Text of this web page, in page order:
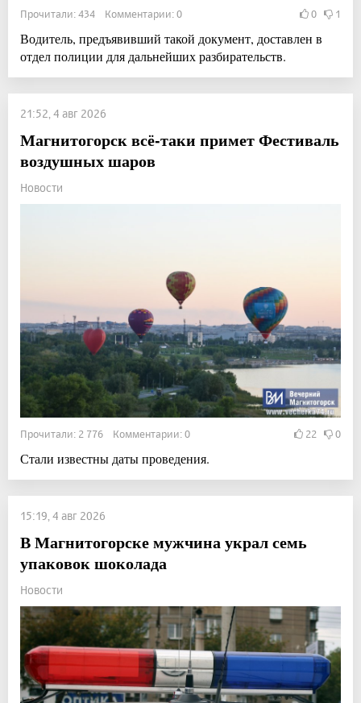
Прочитали: 434 Комментарии: 0 0 1
Водитель, предъявивший такой документ, доставлен в
отдел полиции для дальнейших разбирательств.
21:52, 4 авг 2026
Магнитогорск всё-таки примет Фестиваль
воздушных шаров
Новости
Прочитали: 2 776 Комментарии: 0 22 0
Стали известны даты проведения.
15:19, 4 авг 2026
В Магнитогорске мужчина украл семь
упаковок шоколада
Новости